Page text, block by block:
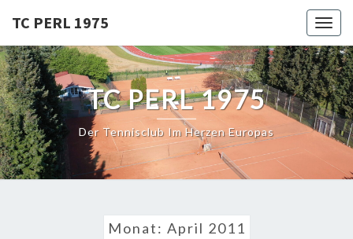
content
TC PERL 1975
TC PERL 1975
Der Tennisclub Im Herzen Europas
Monat: April 2011